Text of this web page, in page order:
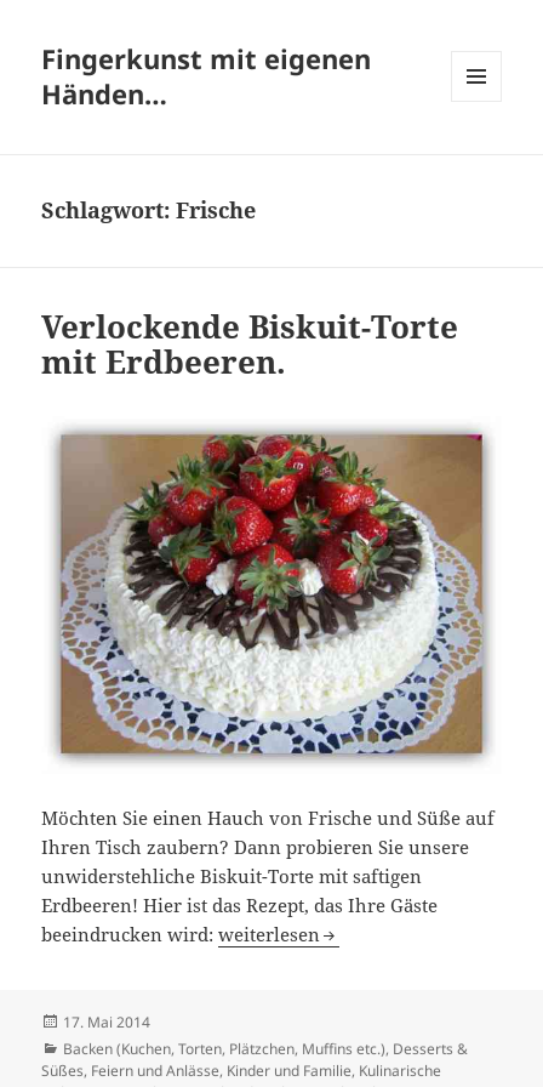
Fingerkunst mit eigenen
Händen…
Schlagwort:Frische
Verlockende Biskuit-Torte
mit Erdbeeren.
Möchten Sie einen Hauch von Frische und Süße auf
Ihren Tisch zaubern? Dann probieren Sie unsere
unwiderstehliche Biskuit-Torte mit saftigen
Erdbeeren! Hier ist das Rezept, das Ihre Gäste
beeindrucken wird:Verlockende Biskuit-Torte mit
weiterlesen
Veröffentlicht
am
17. Mai 2014
Kategorien
Backen (Kuchen, Torten, Plätzchen, Muffins etc.), Desserts &
Süßes, Feiern und Anlässe, Kinder und Familie, Kulinarische